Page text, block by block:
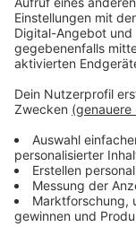
Beginn der
haben damit
Infektion nicht
Anzeige
Weitere Infos
Anzeige